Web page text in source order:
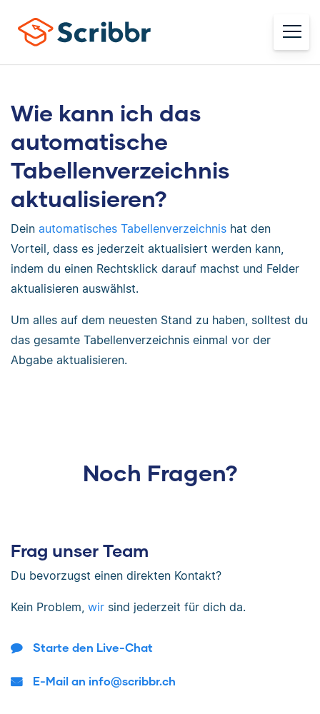
Wie kann ich das
automatische
Tabellenverzeichnis
aktualisieren?
Dein automatisches Tabellenverzeichnis hat den
Vorteil, dass es jederzeit aktualisiert werden kann,
indem du einen Rechtsklick darauf machst und Felder
aktualisieren auswählst.
Um alles auf dem neuesten Stand zu haben, solltest du
das gesamte Tabellenverzeichnis einmal vor der
Abgabe aktualisieren.
Noch Fragen?
Frag unser Team
Du bevorzugst einen direkten Kontakt?
Kein Problem, wir sind jederzeit für dich da.
Starte den Live-Chat
E-Mail an info@scribbr.ch